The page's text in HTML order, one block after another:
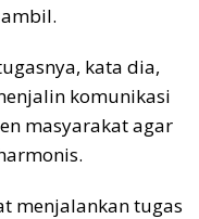
kata dia,
komunikasi
masyarakat agar
menjalankan tugas